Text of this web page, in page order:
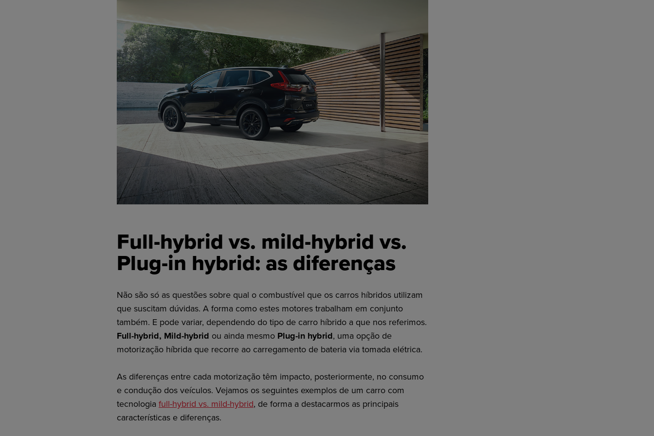
Full-hybrid vs. mild-hybrid vs.
Plug-in hybrid: as diferenças
Não são só as questões sobre qual o combustível que os carros híbridos utilizam
que suscitam dúvidas. A forma como estes motores trabalham em conjunto
também. E pode variar, dependendo do tipo de carro híbrido a que nos referimos.
Full-hybrid, Mild-hybrid ou ainda mesmo Plug-in hybrid, uma opção de
motorização híbrida que recorre ao carregamento de bateria via tomada elétrica.
As diferenças entre cada motorização têm impacto, posteriormente, no consumo
e condução dos veículos. Vejamos os seguintes exemplos de um carro com
tecnologia full-hybrid vs. mild-hybrid, de forma a destacarmos as principais
características e diferenças.